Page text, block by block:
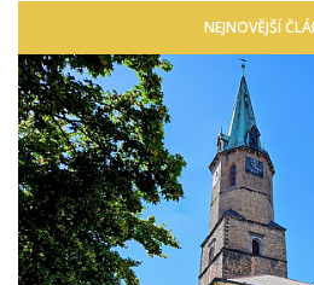
NEJNOVĚJŠÍ